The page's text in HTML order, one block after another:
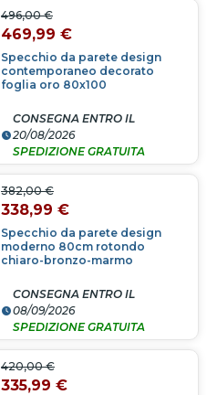
Specchio da parete design
contemporaneo decorato
foglia oro 80x100
496,00 €
469,99 €
CONSEGNA ENTRO IL
20/08/2026
SPEDIZIONE GRATUITA
Specchio da parete design
moderno 80cm rotondo
chiaro-bronzo-marmo
382,00 €
338,99 €
CONSEGNA ENTRO IL
08/09/2026
SPEDIZIONE GRATUITA
420,00 €
335,99 €